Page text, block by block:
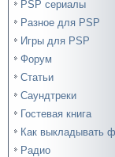
PSP сериалы
Разное для PSP
Игры для PSP
Форум
Статьи
Саундтреки
Гостевая книга
Как выкладывать
Радио